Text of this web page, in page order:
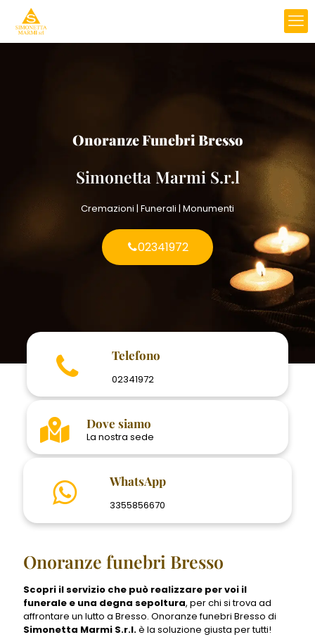
Onoranze Funebri Bresso
Simonetta Marmi S.r.l
Cremazioni | Funerali | Monumenti
02341972
Telefono
02341972
Dove siamo
La nostra sede
WhatsApp
3355856670
Onoranze funebri Bresso
Scopri il servizio che può realizzare per voi il
funerale e una degna sepoltura, per chi si trova ad
affrontare un lutto a Bresso. Onoranze funebri Bresso di
Simonetta Marmi S.r.l.è la soluzione giusta per tutti!